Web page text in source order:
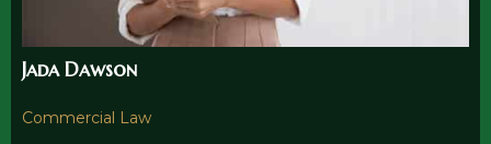
Jada Dawson
Commercial Law